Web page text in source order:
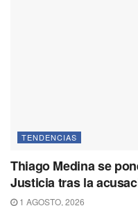
TENDENCIAS
Thiago Medina se
Justicia tras la
1 AGOSTO, 2026